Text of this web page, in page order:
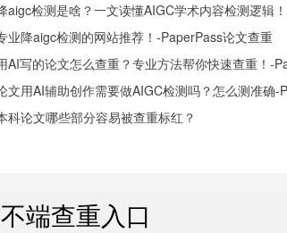
aigc检测是啥？一文读懂AIGC学术内容检测逻辑
业降aigc检测的网站推荐！-PaperPass论文查重
AI写的论文怎么查重？专业方法帮你快速查重！-
文用AI辅助创作需要做AIGC检测吗？怎么测准确-
科论文哪些部分容易被查重标红？
端查重入口